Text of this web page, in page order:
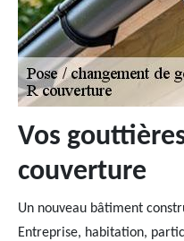
Vos
couverture
Un nouveau bâtiment
Entreprise, habitation,